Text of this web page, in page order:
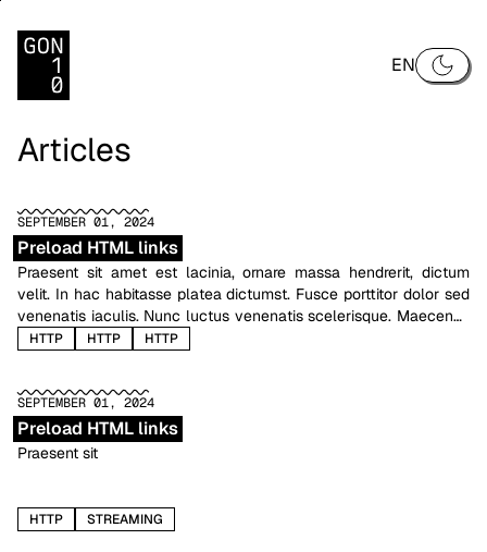
EN
Articles
SEPTEMBER 01, 2024
Preload HTML links
Praesent sit amet est lacinia, ornare massa hendrerit, dictum
velit. In hac habitasse platea dictumst. Fusce porttitor dolor sed
venenatis iaculis. Nunc luctus venenatis scelerisque. Maecenas
sollicitudin eros sed est porta, ut tincidunt quam sodales. Morbi
Donec ut diam lectus. Proin et quam eleifend, viverra tellus
venenatis, mollis libero.
HTTP HTTP HTTP
SEPTEMBER 01, 2024
Preload HTML links
Praesent sit
HTTP STREAMING